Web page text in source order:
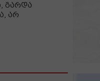
გარდა
არ